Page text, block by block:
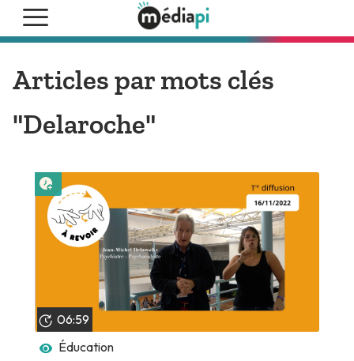
Articles par mots clés
"Delaroche"
06:59
Éducation